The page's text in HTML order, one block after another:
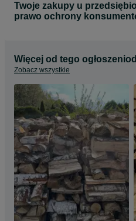
Twoje zakupy u
prawo ochrony
Więcej od tego
Zobacz wszystkie